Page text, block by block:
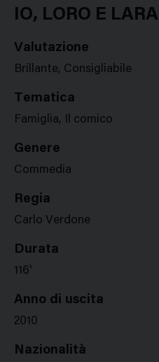
Plus
IO, LORO E LARA
Valutazione
Brillante, Consigliabile
Tematica
Famiglia, Il comico
Genere
Commedia
Regia
Carlo Verdone
Durata
116'
Anno di uscita
2010
Nazionalità